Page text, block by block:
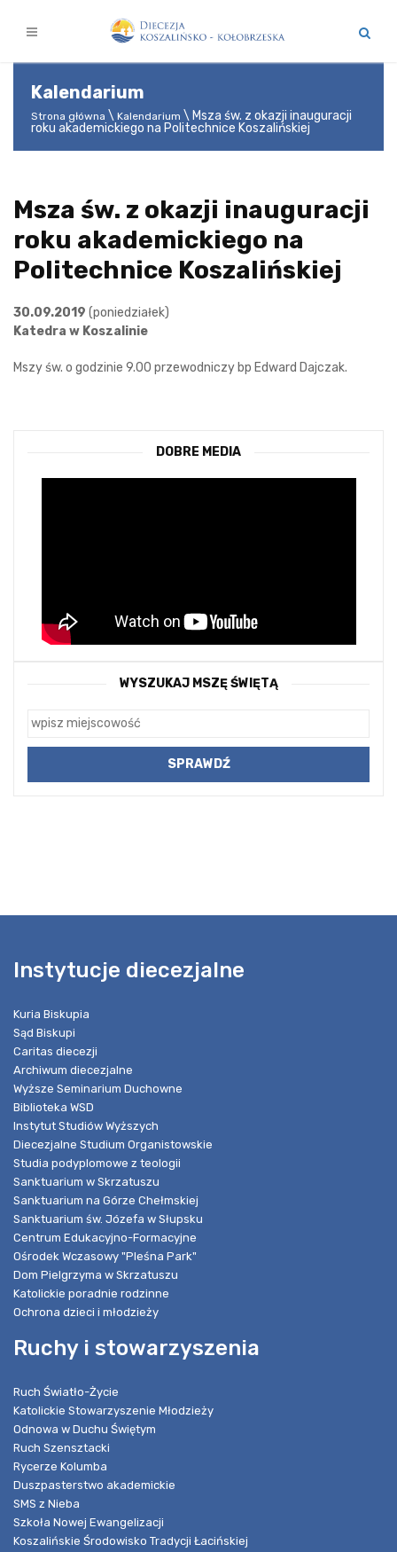
Kalendarium
Strona główna Kalendarium
Msza św. z okazji inauguracji
roku akademickiego na Politechnice Koszalińskiej
Msza św. z okazji inauguracji
roku akademickiego na
Politechnice Koszalińskiej
30.09.2019 (poniedziałek)
Katedra w Koszalinie
Mszy św. o godzinie 9.00 przewodniczy bp Edward Dajczak.
DOBRE MEDIA
WYSZUKAJ MSZĘ ŚWIĘTĄ
Instytucje diecezjalne
Kuria Biskupia
Sąd Biskupi
Caritas diecezji
Archiwum diecezjalne
Wyższe Seminarium Duchowne
Biblioteka WSD
Instytut Studiów Wyższych
Diecezjalne Studium Organistowskie
Studia podyplomowe z teologii
Sanktuarium w Skrzatuszu
Sanktuarium na Górze Chełmskiej
Sanktuarium św. Józefa w Słupsku
Centrum Edukacyjno-Formacyjne
Ośrodek Wczasowy "Pleśna Park"
Dom Pielgrzyma w Skrzatuszu
Katolickie poradnie rodzinne
Ochrona dzieci i młodzieży
Ruchy i stowarzyszenia
Ruch Światło-Życie
Katolickie Stowarzyszenie Młodzieży
Odnowa w Duchu Świętym
Ruch Szensztacki
Rycerze Kolumba
Duszpasterstwo akademickie
SMS z Nieba
Szkoła Nowej Ewangelizacji
Koszalińskie Środowisko Tradycji Łacińskiej